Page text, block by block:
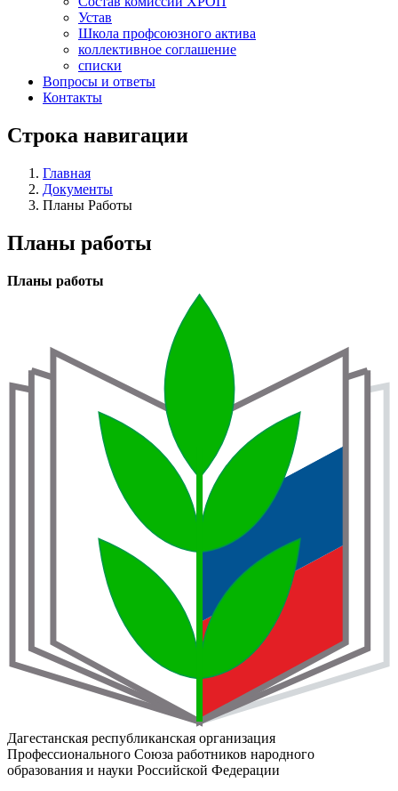
Устав
Школа профсоюзного актива
коллективное соглашение
списки
Вопросы и ответы
Контакты
Строка навигации
Главная
Документы
Планы Работы
Планы работы
Планы работы
Дагестанская республиканская организация
Профессионального Союза работников народного
образования и науки Российской Федерации